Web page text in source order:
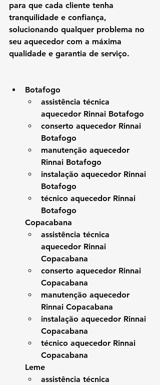
para que cada cliente tenha
tranquilidade e confiança,
solucionando qualquer problema no
seu aquecedor com a máxima
qualidade e garantia de serviço.
Botafogo
assistência técnica
aquecedor Rinnai Botafogo
conserto aquecedor Rinnai
Botafogo
manutenção aquecedor
Rinnai Botafogo
instalação aquecedor Rinnai
Botafogo
técnico aquecedor Rinnai
Botafogo
Copacabana
assistência técnica
aquecedor Rinnai
Copacabana
conserto aquecedor Rinnai
Copacabana
manutenção aquecedor
Rinnai Copacabana
instalação aquecedor Rinnai
Copacabana
técnico aquecedor Rinnai
Copacabana
Leme
assistência técnica